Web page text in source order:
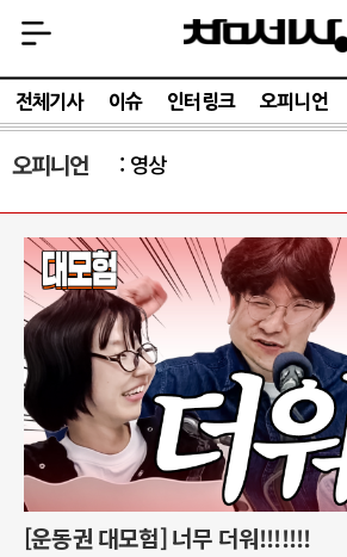
전체기사 이슈 인터링크 오피니언
오피니언 영상
[운동권 대모험] 너무 더워!!!!!!!